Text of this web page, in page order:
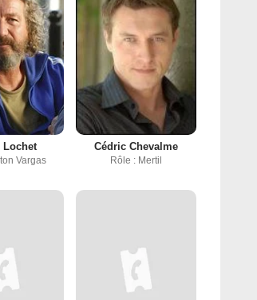
Lochet
Vargas
Cédric Chevalme
Rôle : Mertil